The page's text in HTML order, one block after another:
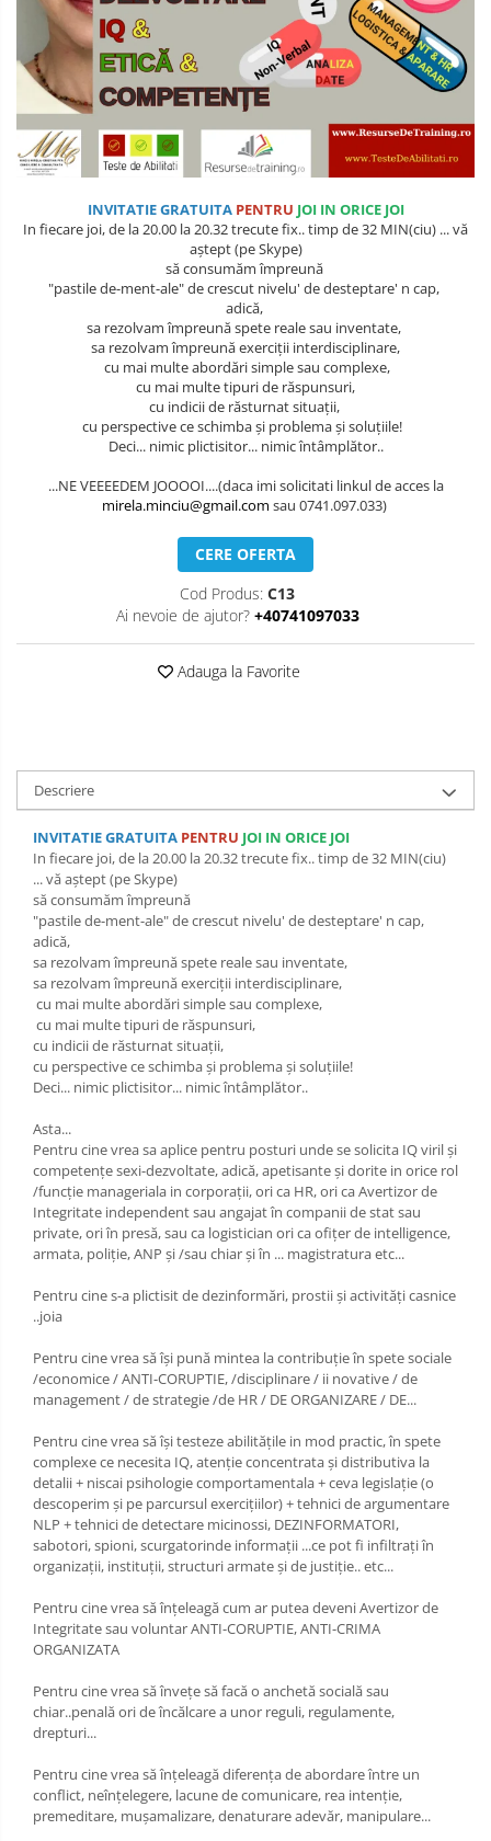
CIVILA
Comunicare (interpersonala, intra
- departamentala, intre-
departamente, in intrreaga
organizatie, in situatii de criza, cu
persoane de decizie, cu persoane
functie de
COMUNICATII SPECIALE SI
SATELITARE
Creativitate & Inovare
CRIMINALISTICA / CONTRA-
TERORISM / ANTI-DROG / ANTI-
CRIMA ORGANIZATA
Cultura Organizationala
Cyber-Security
Energizare
Etica, Deontologie, Profesionalism
INGINERIE MILITARA SI CIVILA
Intelligence & OSINT
LEADERSHIP MILITAR-CIVIL DE
COMANDA, INTEROPERATIVITATE,
CONTROL MILITAR SI CIVIL
LOGISTICA MILITARA SI CIVILA
Luarea Deciziilor (rapid, analitic,
fara bias, fara efect group-think)
Management
Cooperare / Competitie)
OPERATIUNI AERIENE MILITARE SI
CIVILE
OPERATIUNI MARITIME MILITARE SI
CIVILE
OPERATIUNI SPATIALE MILITARE SI
CIVILE
OPERATIUNI TERESTRE MILITARE SI
CIVILE
Performanta Echipei
Rezolvarea Conflictelor /
Neintelegerilor / Disputelor
Servicii & Relationarea cu Clientii
Teambuilding
Time Management / Planificare /
Organizare
INVITATIE GRATUITA PENTRU JOI IN ORICE JOI
In fiecare joi, de la 20.00 la 20.32 trecute fix.. timp de 32 MIN(ciu) ... vă
aștept (pe Skype)
să consumăm împreună
"pastile de-ment-ale" de crescut nivelu' de desteptare' n cap,
adică,
sa rezolvam împreună spete reale sau inventate,
sa rezolvam împreună exerciții interdisciplinare,
cu mai multe abordări simple sau complexe,
cu mai multe tipuri de răspunsuri,
cu indicii de răsturnat situații,
cu perspective ce schimba și problema și soluțiile!
Deci... nimic plictisitor... nimic întâmplător..
...NE VEEEEDEM JOOOOI....(daca imi solicitati linkul de acces la
mirela.minciu@gmail.com sau 0741.097.033)
CERE OFERTA
Cod Produs: C13
Ai nevoie de ajutor? +40741097033
Adauga la Favorite
Descriere
INVITATIE GRATUITA PENTRU JOI IN ORICE JOI
In fiecare joi, de la 20.00 la 20.32 trecute fix.. timp de 32 MIN(ciu)
... vă aștept (pe Skype)
să consumăm împreună
"pastile de-ment-ale" de crescut nivelu' de desteptare' n cap,
adică,
sa rezolvam împreună spete reale sau inventate,
sa rezolvam împreună exerciții interdisciplinare,
cu mai multe abordări simple sau complexe,
cu mai multe tipuri de răspunsuri,
cu indicii de răsturnat situații,
cu perspective ce schimba și problema și soluțiile!
Deci... nimic plictisitor... nimic întâmplător..
Asta...
Pentru cine vrea sa aplice pentru posturi unde se solicita IQ viril și
competențe sexi-dezvoltate, adică, apetisante și dorite in orice rol
/funcție manageriala in corporații, ori ca HR, ori ca Avertizor de
Integritate independent sau angajat în companii de stat sau
private, ori în presă, sau ca logistician ori ca ofițer de intelligence,
armata, poliție, ANP și /sau chiar și în ... magistratura etc...
Pentru cine s-a plictisit de dezinformări, prostii și activități casnice
..joia
Pentru cine vrea să își pună mintea la contribuție în spete sociale
/economice / ANTI-CORUPTIE, /disciplinare / ii novative / de
management / de strategie /de HR / DE ORGANIZARE / DE...
Pentru cine vrea să își testeze abilitățile in mod practic, în spete
complexe ce necesita IQ, atenție concentrata și distributiva la
detalii + niscai psihologie comportamentala + ceva legislație (o
descoperim și pe parcursul exercițiilor) + tehnici de argumentare
NLP + tehnici de detectare micinossi, DEZINFORMATORI,
sabotori, spioni, scurgatorinde informații ...ce pot fi infiltrați în
organizații, instituții, structuri armate și de justiție.. etc...
Pentru cine vrea să înțeleagă cum ar putea deveni Avertizor de
Integritate sau voluntar ANTI-CORUPTIE, ANTI-CRIMA
ORGANIZATA
Pentru cine vrea să învețe să facă o anchetă socială sau
chiar..penală ori de încălcare a unor reguli, regulamente,
drepturi...
Pentru cine vrea să înțeleagă diferența de abordare între un
conflict, neînțelegere, lacune de comunicare, rea intenție,
premeditare, mușamalizare, denaturare adevăr, manipulare...